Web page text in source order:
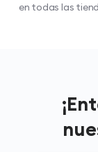
en todas las